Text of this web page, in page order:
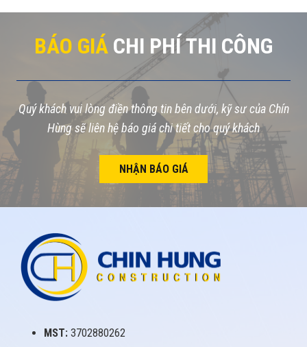
BÁO GIÁ CHI PHÍ THI CÔNG
Quý khách vui lòng điền thông tin bên dưới, kỹ sư của Chín
Hùng sẽ liên hệ báo giá chi tiết cho quý khách
NHẬN BÁO GIÁ
MST: 3702880262